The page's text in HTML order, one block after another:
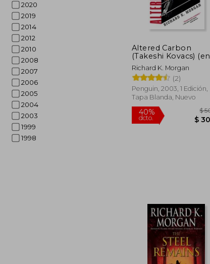
2020
2019
2014
2012
2010
2008
2007
2006
2005
2004
2003
1999
1998
Altered Carbon
(Takeshi Kovacs) (en
Inglés)
Richard K. Morgan
(2)
Penguin, 2003, 1 Edición,
Tapa Blanda, Nuevo
dcto.